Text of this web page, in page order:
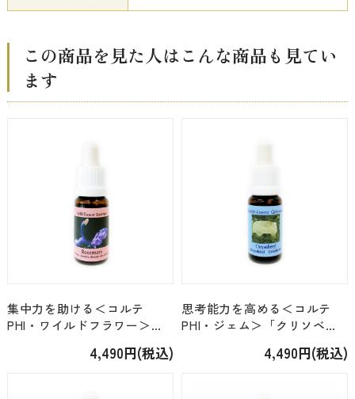
この商品を見た人はこんな商品も見てい
ます
集中力を助ける＜コルテ
PHI・ワイルドフラワー＞
4,490円(税込)
思考能力を高める＜コルテ
PHI・ジェム＞「クリソベリ
4,490円(税込)